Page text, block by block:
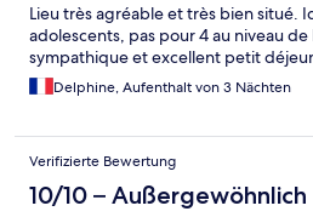
Lieu très agréable et très bien situé.
adolescents, pas pour 4 au niveau
sympathique et excellent petit
Delphine, Aufenthalt von 3 Nächten
Verifizierte Bewertung
10/10 – Außergewöhnlich